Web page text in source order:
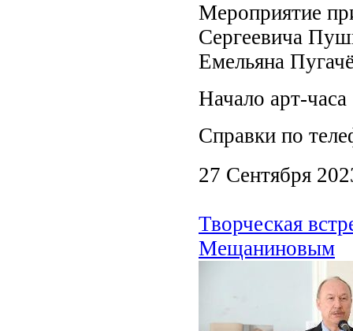
Мероприятие
Сергеевича
Емельяна
Начало арт-
Справки по
27 Сентября
Творческая
Мещаниновым